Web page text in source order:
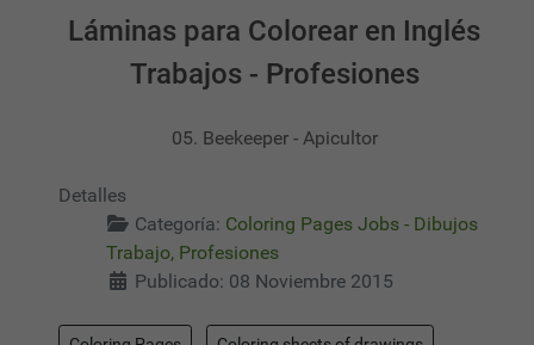
Láminas para Colorear en Inglés
Trabajos - Profesiones
05. Beekeeper - Apicultor
Detalles
Categoría: Coloring Pages Jobs - Dibujos
Trabajo, Profesiones
Publicado: 08 Noviembre 2015